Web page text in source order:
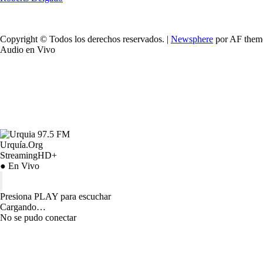
Copyright © Todos los derechos reservados. | Newsphere por AF
Audio en Vivo
Urquía.Org
StreamingHD+
● En Vivo
Presiona PLAY para escuchar
Cargando…
No se pudo conectar